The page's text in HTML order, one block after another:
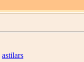
astilars